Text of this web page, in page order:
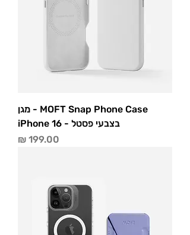
MOFT Snap Phone Case - מגן
בצבעי פסטל - iPhone 16
מחיר